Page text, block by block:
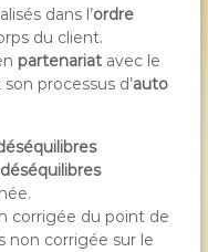
dans l’ordre
du client.
partenariat avec le
processus d’auto
déséquilibres
corrigée du point de
non corrigée sur le